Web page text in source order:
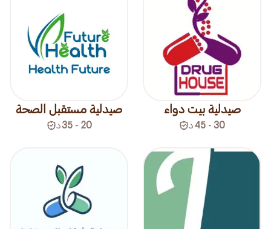
صيدلية بيت دواء
30 - 45 د
صيدلية مستقبل الصحة
20 - 35 د